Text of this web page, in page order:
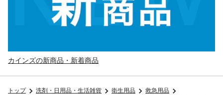
カインズの新商品・新着商品
トップ 洗剤・日用品・生活雑貨 衛生用品
救急用品